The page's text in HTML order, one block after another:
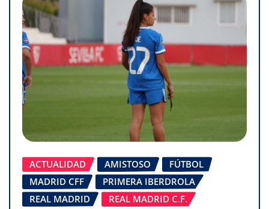
ACTUALIDAD AMISTOSO
FÚTBOL
MADRID CFF
PRIMERA IBERDROLA
REAL MADRID
REAL MADRID C.F.